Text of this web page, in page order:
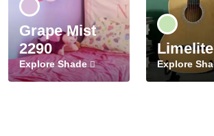
Grape Mist
2290
Explore Shade Explore